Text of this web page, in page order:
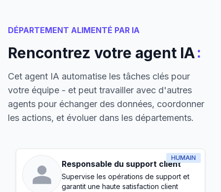
DÉPARTEMENT ALIMENTÉ PAR IA
Rencontrez votre agent IA:
Cet agent IA automatise les tâches clés pour
votre équipe - et peut travailler avec d'autres
agents pour échanger des données, coordonner
les actions, et évoluer dans les départements.
HUMAIN
Responsable du support client
Supervise les opérations de support et
garantit une haute satisfaction client